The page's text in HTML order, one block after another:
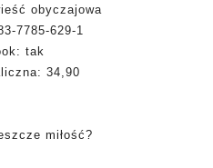
obyczajowa
7785-629-1
tak
34,90
miłość?